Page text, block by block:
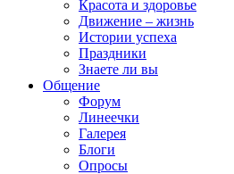
Красота и здоровье
Движение – жизнь
Истории успеха
Праздники
Знаете ли вы
Общение
Форум
Линеечки
Галерея
Блоги
Опросы